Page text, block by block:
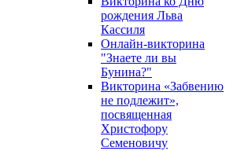
рождения Льва
Кассиля
Онлайн-викторина
"Знаете ли вы
Бунина?"
Викторина «Забвению
не подлежит»,
посвященная
Христофору
Семеновичу